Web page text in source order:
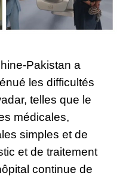
Pakistan a
les difficultés
telles que le
médicales,
simples et de
et de traitement
continue de